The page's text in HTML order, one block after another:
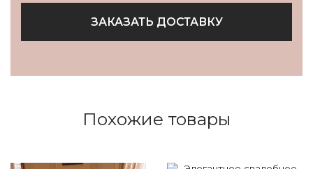
ЗАКАЗАТЬ ДОСТАВКУ
Похожие товары